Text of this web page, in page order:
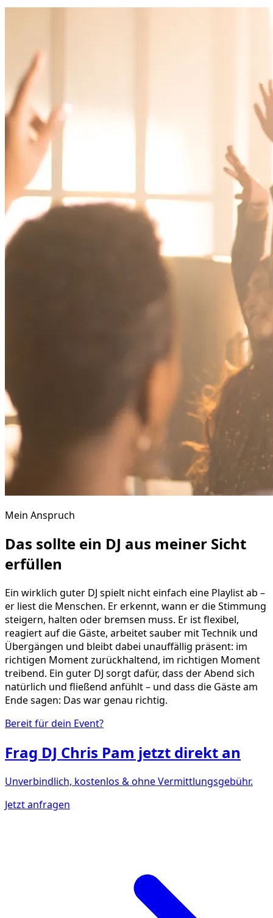
Mein Anspruch
Das sollte ein DJ aus meiner Sicht
erfüllen
Ein wirklich guter DJ spielt nicht einfach eine Playlist ab –
er liest die Menschen. Er erkennt, wann er die Stimmung
steigern, halten oder bremsen muss. Er ist flexibel,
reagiert auf die Gäste, arbeitet sauber mit Technik und
Übergängen und bleibt dabei unauffällig präsent: im
richtigen Moment zurückhaltend, im richtigen Moment
treibend. Ein guter DJ sorgt dafür, dass der Abend sich
natürlich und fließend anfühlt – und dass die Gäste am
Ende sagen: Das war genau richtig.
Bereit für dein Event?
Frag DJ Chris Pam jetzt direkt an
Unverbindlich, kostenlos & ohne Vermittlungsgebühr.
Jetzt anfragen